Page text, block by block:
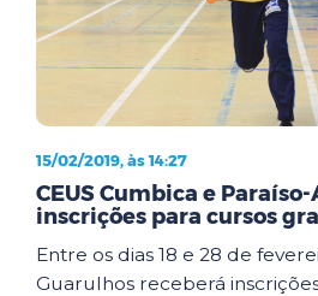
15/02/2019, às 14:27
CEUS Cumbica e
inscrições para cursos
Entre os dias 18 e 28 de
Guarulhos receberá